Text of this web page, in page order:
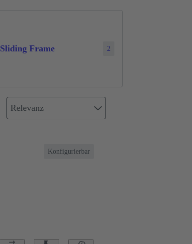
Sliding Frame 2
Relevanz
Konfigurierbar